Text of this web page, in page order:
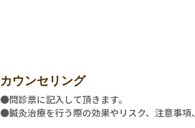
カウンセリング
●問診票に記入して頂きます。
●鍼灸治療を行う際の効果やリスク、注意事項